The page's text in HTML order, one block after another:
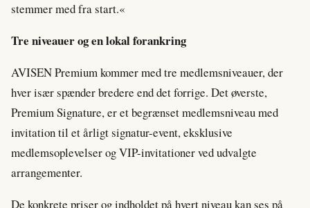
stemmer med fra start.«
Tre niveauer og en lokal forankring
AVISEN Premium kommer med tre medlemsniveauer, der
hver især spænder bredere end det forrige. Det øverste,
Premium Signature, er et begrænset medlemsniveau med
invitation til et årligt signatur-event, eksklusive
medlemsoplevelser og VIP-invitationer ved udvalgte
arrangementer.
De konkrete priser og indholdet på hvert niveau kan ses på